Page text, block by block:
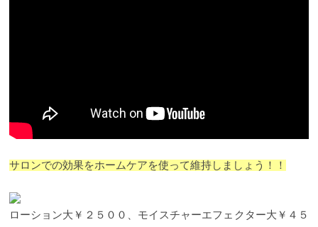
サロンでの効果をホームケアを使って維持しましょう！！
ローション大￥２５００、モイスチャーエフェクター大￥４５